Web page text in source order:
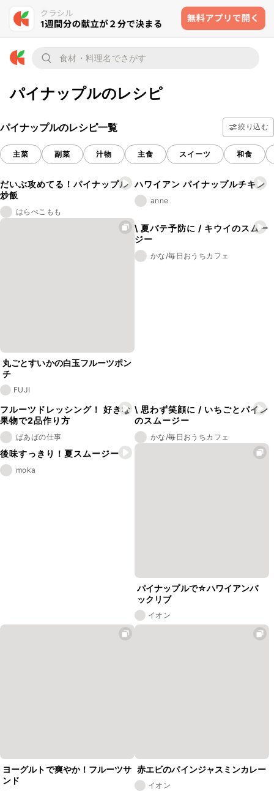
パイナップルのレシピ
パイナップルのレシピ一覧 絞り込む
主菜 副菜 汁物 主食 スイーツ 和食
だいぶ攻めてる！パイナップル
炒飯
はらぺこもも
ハワイアン パイナップルチキン
anne
丸ごとすいかの白玉フルーツポン
チ
FUJI
\ 夏バテ予防に / キウイのスムー
ジー
かな/毎日おうちカフェ
フルーツドレッシング！ 好きな
果物で2品作り方
ばあばの仕事
\ 思わず笑顔に / いちごとパイン
のスムージー
かな/毎日おうちカフェ
後味すっきり！夏スムージー
moka
パイナップルで☆ハワイアンバ
ックリブ
イオン
ヨーグルトで爽やか！フルーツサ
ンド
赤エビのパインジャスミンカレー
イオン